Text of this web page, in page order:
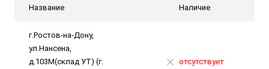
Название Наличие
г.Ростов-на-Дону,
ул.Нансена,
д.103М(склад УТ) (г.
отсутствует